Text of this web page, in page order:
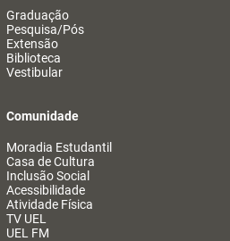
Graduação
Pesquisa/Pós
Extensão
Biblioteca
Vestibular
Comunidade
Moradia Estudantil
Casa de Cultura
Inclusão Social
Acessibilidade
Atividade Física
TV UEL
UEL FM